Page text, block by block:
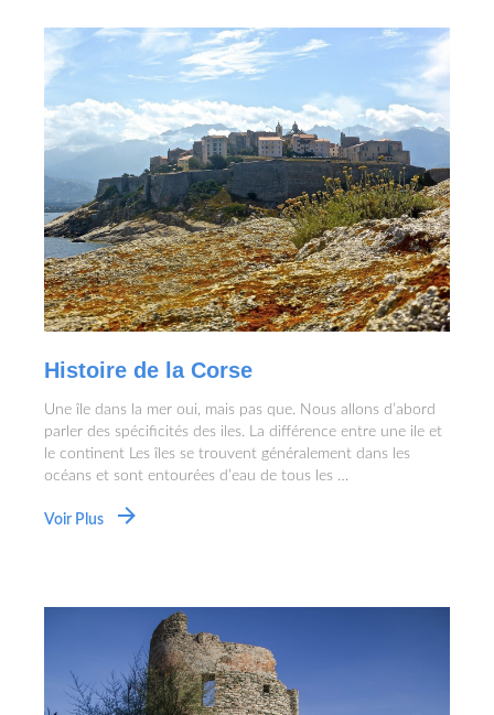
Histoire de la Corse
Une île dans la mer oui, mais pas que. Nous allons d’abord
parler des spécificités des iles. La différence entre une ile et
le continent Les îles se trouvent généralement dans les
océans et sont entourées d’eau de tous les …
Voir Plus